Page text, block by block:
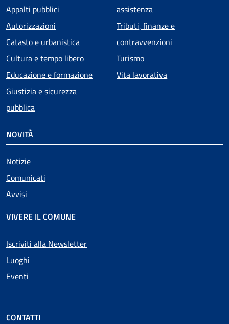
Appalti pubblici
Autorizzazioni
Catasto e urbanistica
Cultura e tempo libero
Educazione e formazione
Giustizia e sicurezza
pubblica
assistenza
Tributi, finanze e
contravvenzioni
Turismo
Vita lavorativa
NOVITÀ
Notizie
Comunicati
Avvisi
VIVERE IL COMUNE
Iscriviti alla Newsletter
Luoghi
Eventi
CONTATTI